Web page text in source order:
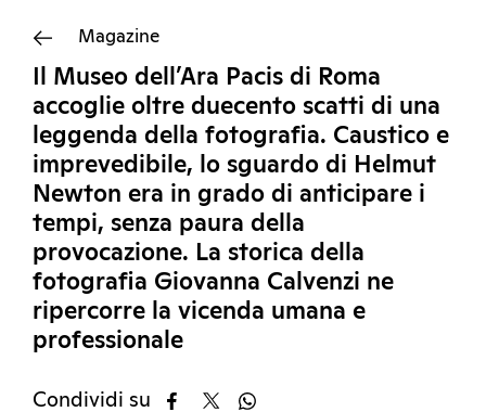
Magazine
Il Museo dell’Ara Pacis di Roma
accoglie oltre duecento scatti di una
leggenda della fotografia. Caustico e
imprevedibile, lo sguardo di Helmut
Newton era in grado di anticipare i
tempi, senza paura della
provocazione. La storica della
fotografia Giovanna Calvenzi ne
ripercorre la vicenda umana e
professionale
Condividi su